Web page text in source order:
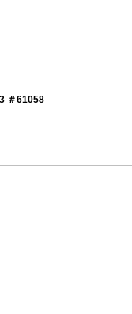
＃61058